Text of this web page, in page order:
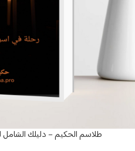
طلاسم الحكيم – دليلك الشامل